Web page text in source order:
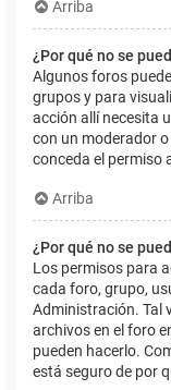
Arriba
¿Por qué no se
Algunos foros
grupos y para
acción allí necesita
con un moderador
conceda el permiso
Arriba
¿Por qué no se
Los permisos para
cada foro, grupo,
Administración. Tal
archivos en el foro
pueden hacerlo.
está seguro de por